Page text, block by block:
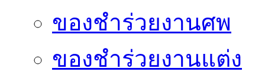
ของชำร่วยงานศพ
ของชำร่วยงานแต่ง